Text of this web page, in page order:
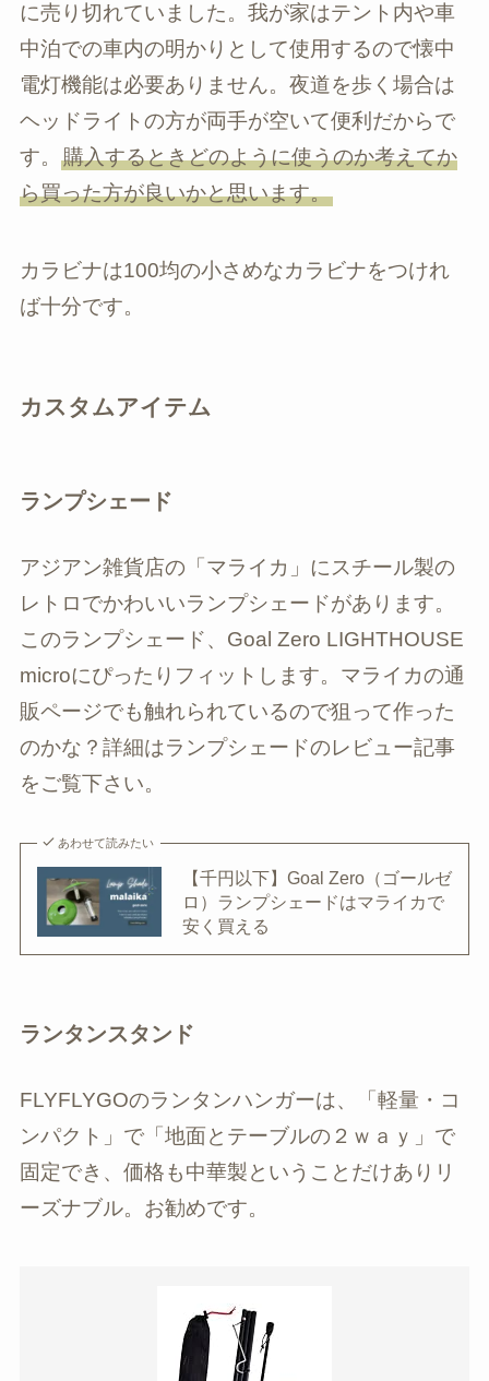
に売り切れていました。我が家はテント内や車
中泊での車内の明かりとして使用するので懐中
電灯機能は必要ありません。夜道を歩く場合は
ヘッドライトの方が両手が空いて便利だからで
す。 購入するときどのように使うのか考えてか
ら買った方が良いかと思います。
カラビナは100均の小さめなカラビナをつけれ
ば十分です。
カスタムアイテム
ランプシェード
アジアン雑貨店の「マライカ」にスチール製の
レトロでかわいいランプシェードがあります。
このランプシェード、Goal Zero LIGHTHOUSE
microにぴったりフィットします。マライカの通
販ページでも触れられているので狙って作った
のかな？詳細はランプシェードのレビュー記事
をご覧下さい。
あわせて読みたい
【千円以下】Goal Zero（ゴールゼ
ロ）ランプシェードはマライカで
安く買える
ランタンスタンド
FLYFLYGOのランタンハンガーは、「軽量・コ
ンパクト」で「地面とテーブルの２ｗａｙ」で
固定でき、価格も中華製ということだけありリ
ーズナブル。お勧めです。